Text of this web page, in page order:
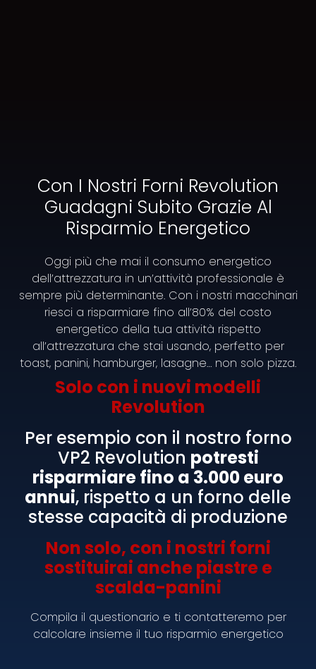
Revolutionary countertop
automatic pasta cookers
equipped with an extractor
The ideal solution for those who do not have or
cannot install the flue. *
First courses in 1 minute
Voglia di Pasta P2001/2
Product Details
Con I Nostri Forni Revolution
Guadagni Subito Grazie Al
Risparmio Energetico
Oggi più che mai il consumo energetico
dell’attrezzatura in un’attività professionale è
sempre più determinante. Con i nostri macchinari
riesci a risparmiare fino all’80% del costo
energetico della tua attività rispetto
all’attrezzatura che stai usando, perfetto per
toast, panini, hamburger, lasagne… non solo pizza.
Solo con i nuovi modelli
Revolution
Per esempio con il nostro forno
VP2 Revolution potresti
risparmiare fino a 3.000 euro
annui, rispetto a un forno delle
stesse capacità di produzione
Non solo, con i nostri forni
sostituirai anche piastre e
scalda-panini
Compila il questionario e ti contatteremo per
calcolare insieme il tuo risparmio energetico